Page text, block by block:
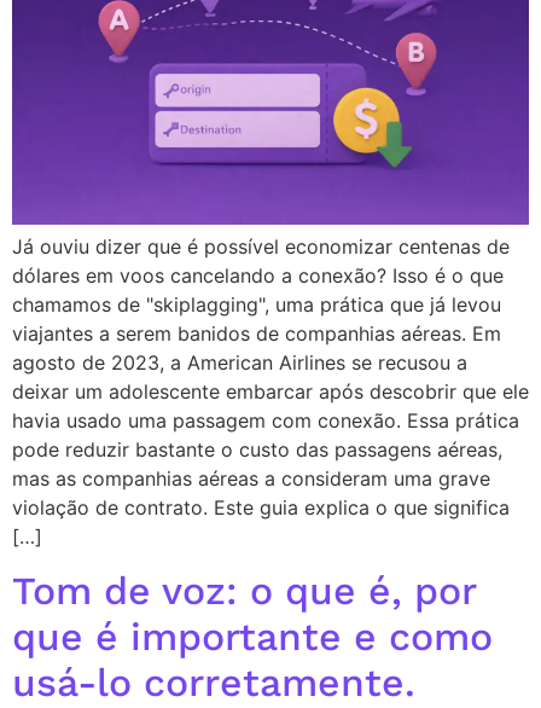
Já ouviu dizer que é possível economizar centenas de
dólares em voos cancelando a conexão? Isso é o que
chamamos de "skiplagging", uma prática que já levou
viajantes a serem banidos de companhias aéreas. Em
agosto de 2023, a American Airlines se recusou a
deixar um adolescente embarcar após descobrir que ele
havia usado uma passagem com conexão. Essa prática
pode reduzir bastante o custo das passagens aéreas,
mas as companhias aéreas a consideram uma grave
violação de contrato. Este guia explica o que significa
[…]
Tom de voz: o que é, por
que é importante e como
usá-lo corretamente.